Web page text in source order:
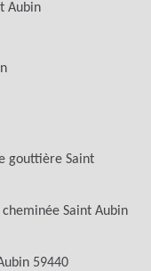
Aubin
gouttière Saint
Saint Aubin
59440